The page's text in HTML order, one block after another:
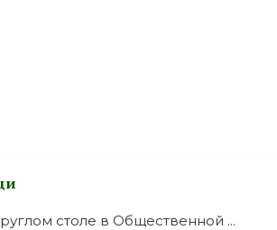
столе в Общественной ...